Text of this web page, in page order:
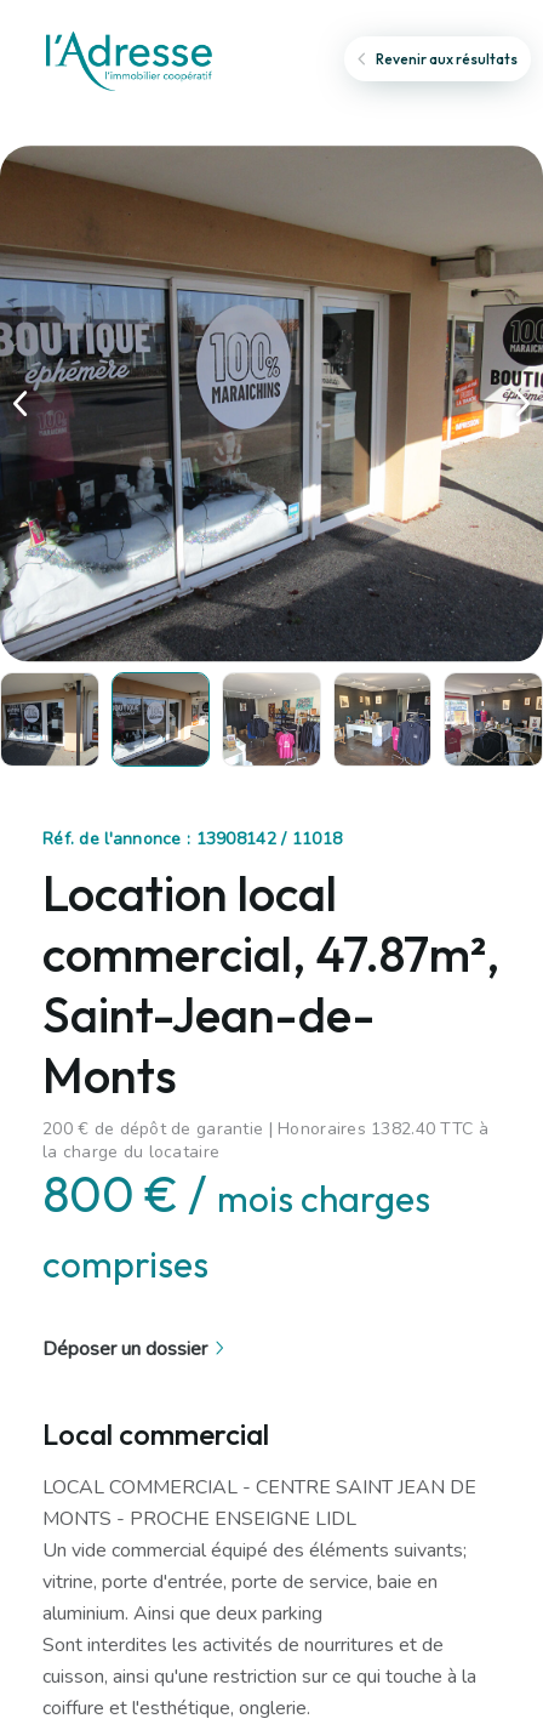
Revenir aux résultats
Réf. de l'annonce : 13908142 / 11018
Location local
commercial, 47.87m²,
Saint-Jean-de-
Monts
200 € de dépôt de garantie | Honoraires 1382.40 TTC à
la charge du locataire
800 € / mois charges
comprises
Déposer un dossier
Local commercial
LOCAL COMMERCIAL - CENTRE SAINT JEAN DE
MONTS - PROCHE ENSEIGNE LIDL
Un vide commercial équipé des éléments suivants;
vitrine, porte d'entrée, porte de service, baie en
aluminium. Ainsi que deux parking
Sont interdites les activités de nourritures et de
cuisson, ainsi qu'une restriction sur ce qui touche à la
coiffure et l'esthétique, onglerie.